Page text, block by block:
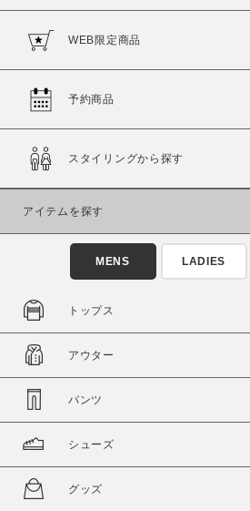
商品タイプ
セール価格
在庫
WEB限定商品
予約商品
スタイリングから探す
アイテムを探す
MENS LADIES
トップス
アウター
パンツ
シューズ
グッズ